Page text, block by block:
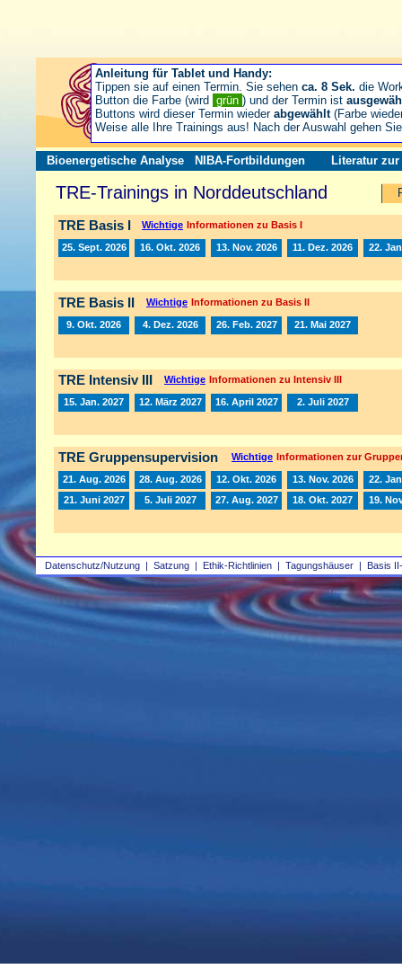
Datenschutz/Nutzung | Satzung | Ethik-Richtlinien | Tagungshäuser | Basis
Bioenergetische Analyse NIBA-Fortbildungen Literatur zur
TRE-Trainings in Norddeutschland
TRE Basis I Wichtige Informationen zu Basis I
25. Sept. 2026 16. Okt. 2026 13. Nov. 2026 11. Dez. 2026 22.
TRE Basis II Wichtige Informationen zu Basis II
9. Okt. 2026 4. Dez. 2026 26. Feb. 2027 21. Mai 2027
TRE Intensiv III Wichtige Informationen zu Intensiv III
15. Jan. 2027 12. März 2027 16. April 2027 2. Juli 2027
TRE Gruppensupervision Wichtige Informationen zur
21. Aug. 2026 28. Aug. 2026 12. Okt. 2026 13. Nov. 2026
22.
21. Juni 2027
5. Juli 2027 27. Aug. 2027 18. Okt. 2027 19.
Anleitung für Tablet und Handy:
Tippen sie auf einen Termin. Sie sehen ca. 8 Sek. die
Button die Farbe (wird grün ) und der Termin ist
Buttons wird dieser Termin wieder abgewählt(Farbe
Weise alle Ihre Trainings aus! Nach der Auswahl gehen